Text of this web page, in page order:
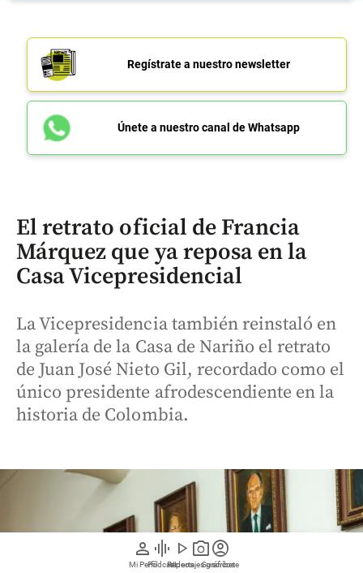
person
Mi Perfil
graphic_eq
Pódcast
play_arrow
Videos
photo_camera
Reportajes gráficos
account_circle
Suscríbete
Regístrate a nuestro newsletter
Únete a nuestro canal de Whatsapp
El retrato oficial de Francia
Márquez que ya reposa en la
Casa Vicepresidencial
La Vicepresidencia también reinstaló en
la galería de la Casa de Nariño el retrato
de Juan José Nieto Gil, recordado como el
único presidente afrodescendiente en la
historia de Colombia.